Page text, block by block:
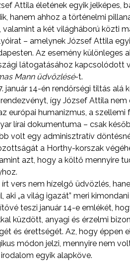
Attila életének egyik jelképes,
hanem ahhoz a történelmi
a két világháború közti
– amelynek József Attila
Az esemény különleges
látogatásához kapcsolódott
Mann üdvözlésé-t.
január 14-én rendőrségi tiltás
így József Attila
európai humanizmus, a
lírai dokumentuma – csak
volt egy adminisztratív
a Horthy-korszak
azt, hogy a költő mennyire
vers nem hízelgő üdvözlés,
„a világ igazát” meri
teszi január 14-e emlékét,
küzdött, anyagi és érzelmi
és érettségét. Az, hogy éppen
módon jelzi, mennyire nem
egyik alapköve.